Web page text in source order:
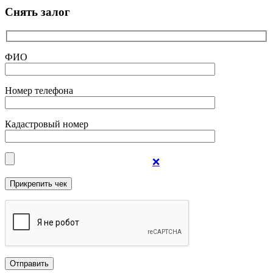
Снять залог
ФИО
Номер телефона
Кадастровый номер
❌